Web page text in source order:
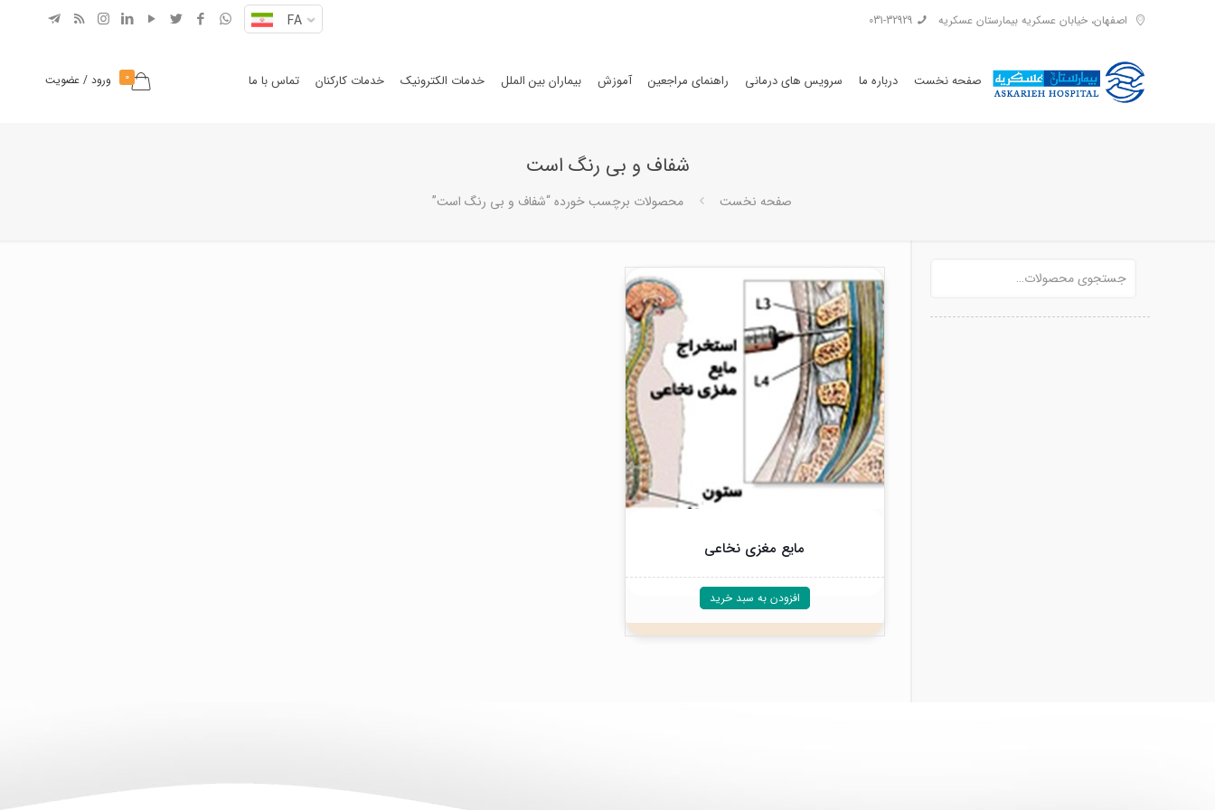
اصفهان، خیابان عسکریه بیمارستان عسکریه 031-32929
FA
صفحه نخست درباره ما سرویس های درمانی راهنمای مراجعین آموزش بیماران بین الملل خدمات الکترونیک خدمات کارکنان تماس با ما 0 ورود / عضویت
شفاف و بی رنگ است
صفحه نخست محصولات برچسب خورده “شفاف و بی رنگ است”
مایع مغزی نخاعی
افزودن به سبد خرید